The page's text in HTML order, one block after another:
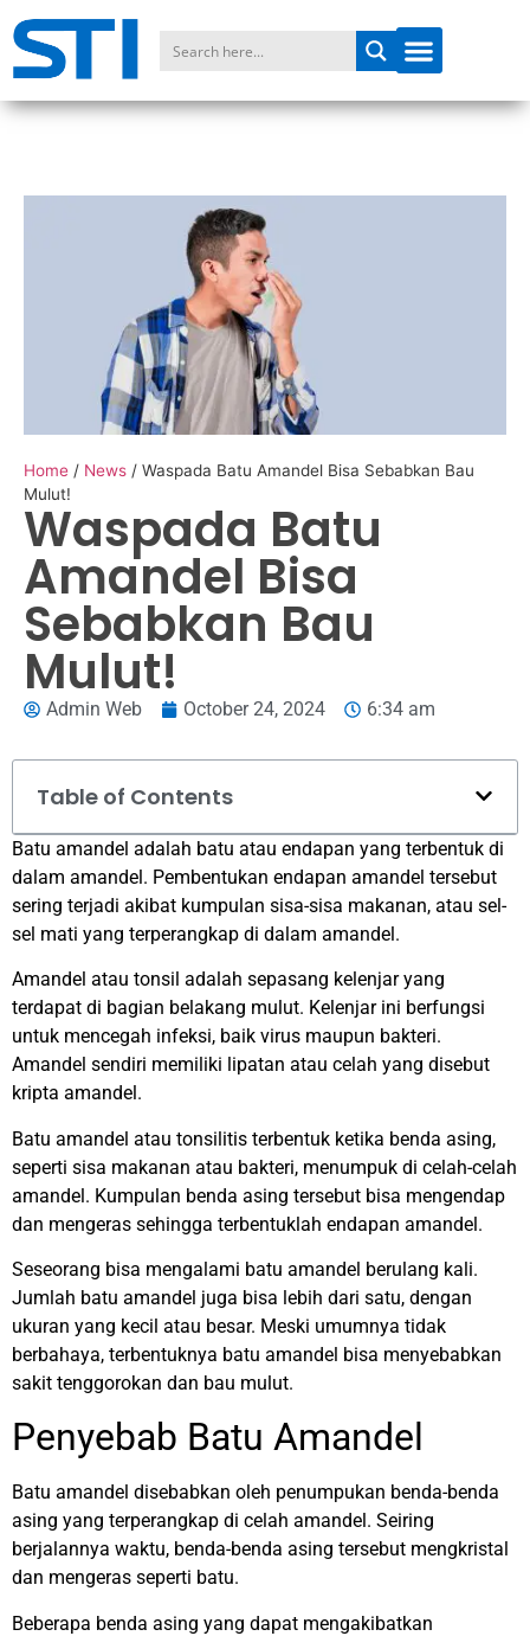
Home / News / Waspada Batu Amandel Bisa Sebabkan Bau
Mulut!
Waspada Batu
Amandel Bisa
Sebabkan Bau
Mulut!
Admin Web October 24, 2024 6:34 am
Table of Contents
Batu amandel adalah batu atau endapan yang terbentuk di
dalam amandel. Pembentukan endapan amandel tersebut
sering terjadi akibat kumpulan sisa-sisa makanan, atau sel-
sel mati yang terperangkap di dalam amandel.
Amandel atau tonsil adalah sepasang kelenjar yang
terdapat di bagian belakang mulut. Kelenjar ini berfungsi
untuk mencegah infeksi, baik virus maupun bakteri.
Amandel sendiri memiliki lipatan atau celah yang disebut
kripta amandel.
Batu amandel atau tonsilitis terbentuk ketika benda asing,
seperti sisa makanan atau bakteri, menumpuk di celah-celah
amandel. Kumpulan benda asing tersebut bisa mengendap
dan mengeras sehingga terbentuklah endapan amandel.
Seseorang bisa mengalami batu amandel berulang kali.
Jumlah batu amandel juga bisa lebih dari satu, dengan
ukuran yang kecil atau besar. Meski umumnya tidak
berbahaya, terbentuknya batu amandel bisa menyebabkan
sakit tenggorokan dan bau mulut.
Penyebab Batu Amandel
Batu amandel disebabkan oleh penumpukan benda-benda
asing yang terperangkap di celah amandel. Seiring
berjalannya waktu, benda-benda asing tersebut mengkristal
dan mengeras seperti batu.
Beberapa benda asing yang dapat mengakibatkan